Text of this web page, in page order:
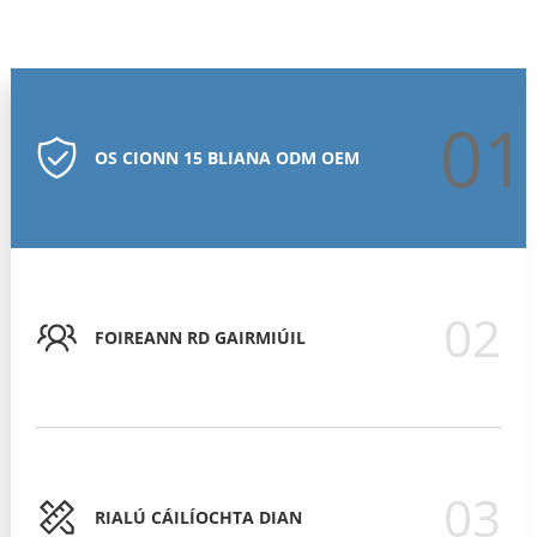
OS CIONN 15 BLIANA ODM OEM 01
FOIREANN RD GAIRMIÚIL 02
RIALÚ CÁILÍOCHTA DIAN 03